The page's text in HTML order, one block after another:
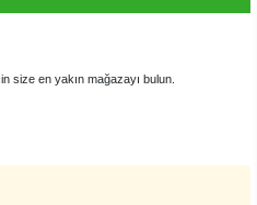
size en yakın mağazayı bulun.